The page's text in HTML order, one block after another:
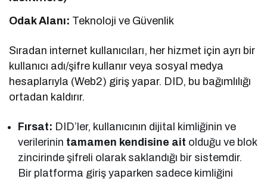
Odak Alanı: Teknoloji ve Güvenlik
Sıradan internet kullanıcıları, her hizmet için ayrı bir
kullanıcı adı/şifre kullanır veya sosyal medya
hesaplarıyla (Web2) giriş yapar. DID, bu bağımlılığı
ortadan kaldırır.
Fırsat: DID’ler, kullanıcının dijital kimliğinin ve
verilerinin tamamen kendisine ait olduğu ve blok
zincirinde şifreli olarak saklandığı bir sistemdir.
Bir platforma giriş yaparken sadece kimliğini